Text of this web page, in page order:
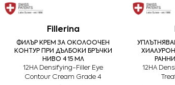
Fillerina
ФИЛЪР КРЕМ ЗА ОКОЛООЧЕН
КОНТУР ПРИ ДЪЛБОКИ БРЪЧКИ
НИВО 4 15 МЛ
12HA Densifying-Filler Eye
Contour Cream Grade 4
12HA